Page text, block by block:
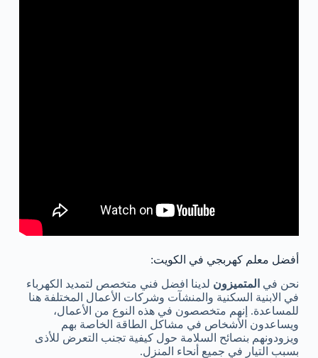
أفضل معلم كهربجي في الكويت:
نحن في المتميزون لدينا افضل فني متخصص لتمديد الكهرباء
في الابنية السكنية والمنشآت وشركات الأعمال المختلفة هنا
للمساعدة. إنهم متخصصون في هذه النوع من الأعمال،
ويساعدون الأشخاص في مشاكل الطاقة الخاصة بهم
ويزودونهم بنصائح السلامة حول كيفية تجنب التعرض للأذى
بسبب التيار في جميع أنحاء المنزل.